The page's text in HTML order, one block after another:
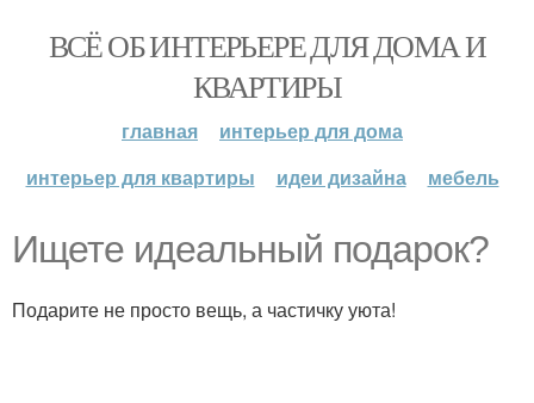
ВСЁ ОБ ИНТЕРЬЕРЕ ДЛЯ ДОМА И
КВАРТИРЫ
главная
интерьер для дома
интерьер для квартиры
идеи дизайна мебель
Ищете идеальный подарок?
Подарите не просто вещь, а частичку уюта!